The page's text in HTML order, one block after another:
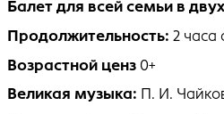
Балет для всей семьи в
Продолжительность: 2 часа
Возрастной ценз 0+
Великая музыка: П. И.